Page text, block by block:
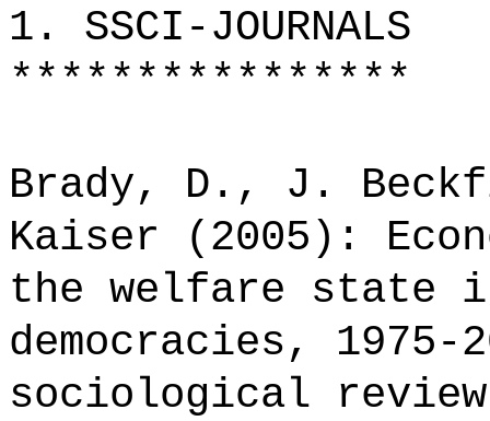
1. SSCI-JOURNALS
****************
Brady, D., J.
Kaiser (2005):
the welfare state
democracies,
sociological